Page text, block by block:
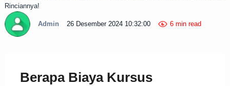
Rinciannya!
Admin 26 Desember 2024 10:32:00 6 min read
Berapa Biaya Kursus